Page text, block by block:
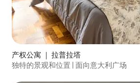
产权公寓 ｜ 拉普拉塔
独特的景观和位置 | 面向意大利广场